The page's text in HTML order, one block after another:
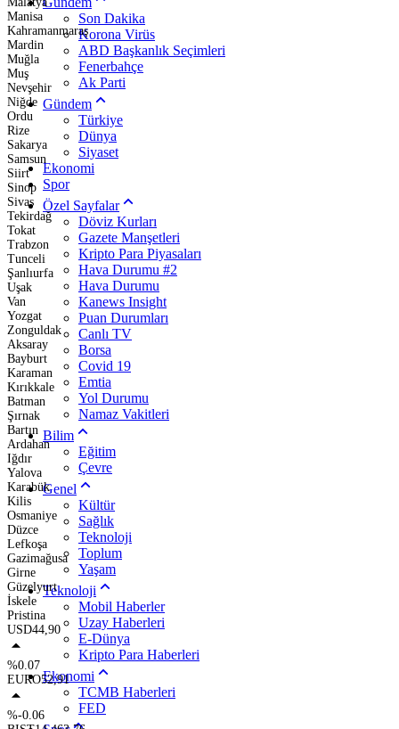
Manisa
Kahramanmaraş
Mardin
Muğla
Muş
Nevşehir
Niğde
Ordu
Rize
Sakarya
Samsun
Siirt
Sinop
Sivas
Tekirdağ
Tokat
Trabzon
Tunceli
Şanlıurfa
Uşak
Van
Yozgat
Zonguldak
Aksaray
Bayburt
Karaman
Kırıkkale
Batman
Şırnak
Bartın
Ardahan
Iğdır
Yalova
Karabük
Kilis
Osmaniye
Düzce
Lefkoşa
Gazimağusa
Girne
Güzelyurt
İskele
Pristina
USD44,90
%0.07
EURO52,91
%-0.06
Son Dakika
Korona Virüs
ABD Başkanlık Seçimleri
Fenerbahçe
Ak Parti
Gündem
Türkiye
Dünya
Siyaset
Ekonomi
Spor
Özel Sayfalar
Döviz Kurları
Gazete Manşetleri
Kripto Para Piyasaları
Hava Durumu #2
Hava Durumu
Kanews Insight
Puan Durumları
Canlı TV
Borsa
Covid 19
Emtia
Yol Durumu
Namaz Vakitleri
Bilim
Eğitim
Çevre
Genel
Kültür
Sağlık
Teknoloji
Toplum
Yaşam
Teknoloji
Mobil Haberler
Uzay Haberleri
E-Dünya
Kripto Para Haberleri
Ekonomi
TCMB Haberleri
FED